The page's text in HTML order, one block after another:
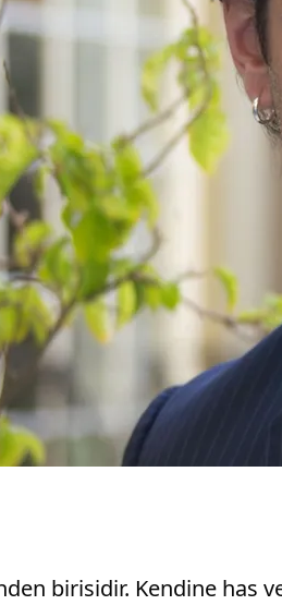
birisidir. Kendine has